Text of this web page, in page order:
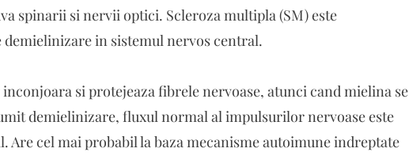
spinarii si nervii optici. Scleroza multipla (SM) este
in sistemul nervos central.
si protejeaza fibrele nervoase, atunci cand mielina se
demielinizare, fluxul normal al impulsurilor nervoase este
cel mai probabil la baza mecanisme autoimune indreptate